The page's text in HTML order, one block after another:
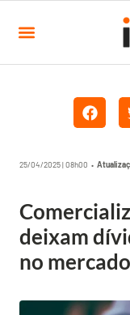
25/04/2025 | 08h00 •
deixam
no